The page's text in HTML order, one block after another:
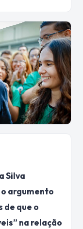
Silva
argumento
de que o
na relação